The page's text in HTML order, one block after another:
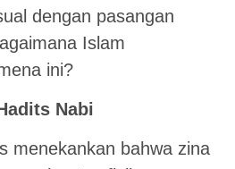
dengan pasangan
Islam
ini?
Nabi
menekankan bahwa zina